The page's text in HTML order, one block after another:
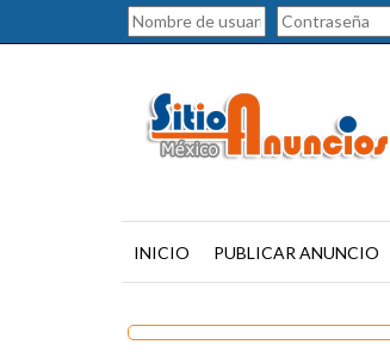
INICIO PUBLICAR ANUNCIO